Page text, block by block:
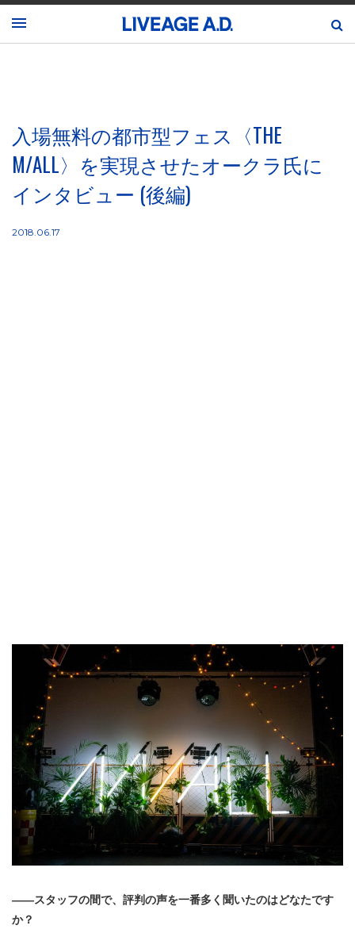
入場無料の都市型フェス〈THE
M/ALL〉を実現させたオークラ氏に
インタビュー (後編)
2018.06.17
――スタッフの間で、評判の声を一番多く聞いたのはどなたです
か？